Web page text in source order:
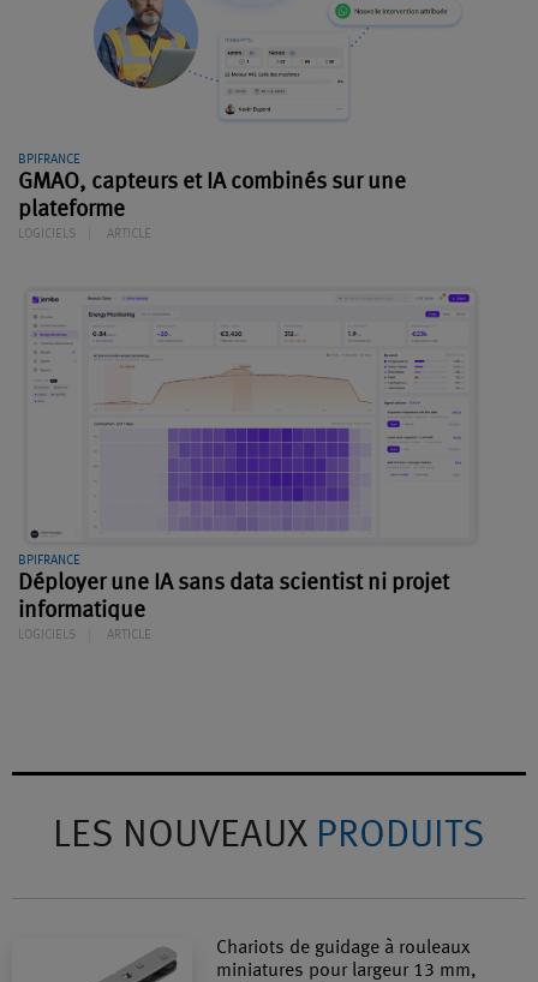
BPIFRANCE
GMAO, capteurs et IA combinés sur une
plateforme
LOGICIELS ARTICLE
BPIFRANCE
Déployer une IA sans data scientist ni projet
informatique
LOGICIELS ARTICLE
LES NOUVEAUX PRODUITS
Chariots de guidage à rouleaux
miniatures pour largeur 13 mm,